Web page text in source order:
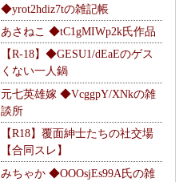
◆yrot2hdiz7tの雑記帳
あさねこ ◆tC1gMIWp2k氏作品
【R-18】◆GESU1/dEaEのゲス
くない一人鍋
元七英雄嫁 ◆VcggpY/XNkの雑
談所
【R18】覆面紳士たちの社交場
【合同スレ】
みちゃか ◆OOOsjEs99A氏の雑